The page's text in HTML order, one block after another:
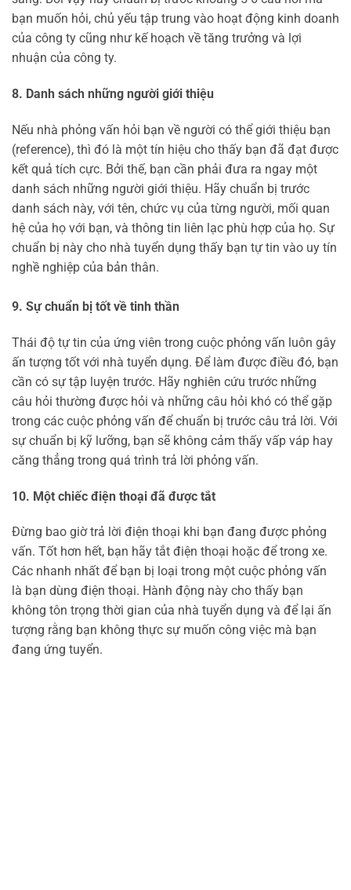
bạn muốn hỏi, chủ yếu tập trung vào hoạt động kinh doanh
của công ty cũng như kế hoạch về tăng trưởng và lợi
nhuận của công ty.
8. Danh sách những người giới thiệu
Nếu nhà phỏng vấn hỏi bạn về người có thể giới thiệu bạn
(reference), thì đó là một tín hiệu cho thấy bạn đã đạt được
kết quả tích cực. Bởi thế, bạn cần phải đưa ra ngay một
danh sách những người giới thiệu. Hãy chuẩn bị trước
danh sách này, với tên, chức vụ của từng người, mối quan
hệ của họ với bạn, và thông tin liên lạc phù hợp của họ. Sự
chuẩn bị này cho nhà tuyển dụng thấy bạn tự tin vào uy tín
nghề nghiệp của bản thân.
9. Sự chuẩn bị tốt về tinh thần
Thái độ tự tin của ứng viên trong cuộc phỏng vấn luôn gây
ấn tượng tốt với nhà tuyển dụng. Để làm được điều đó, bạn
cần có sự tập luyện trước. Hãy nghiên cứu trước những
câu hỏi thường được hỏi và những câu hỏi khó có thể gặp
trong các cuộc phỏng vấn để chuẩn bị trước câu trả lời. Với
sự chuẩn bị kỹ lưỡng, bạn sẽ không cảm thấy vấp váp hay
căng thẳng trong quá trình trả lời phỏng vấn.
10. Một chiếc điện thoại đã được tắt
Đừng bao giờ trả lời điện thoại khi bạn đang được phỏng
vấn. Tốt hơn hết, bạn hãy tắt điện thoại hoặc để trong xe.
Các nhanh nhất để bạn bị loại trong một cuộc phỏng vấn
là bạn dùng điện thoại. Hành động này cho thấy bạn
không tôn trọng thời gian của nhà tuyển dụng và để lại ấn
tượng rằng bạn không thực sự muốn công việc mà bạn
đang ứng tuyển.